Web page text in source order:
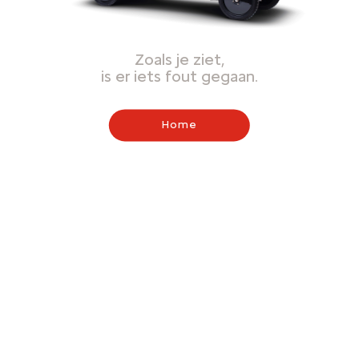
Zoals je ziet,
is er iets fout gegaan.
Home